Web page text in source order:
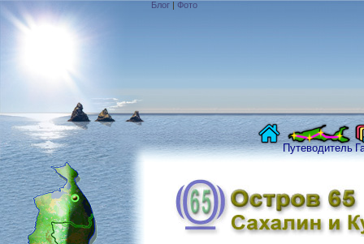
Блог | Фото
Путеводитель